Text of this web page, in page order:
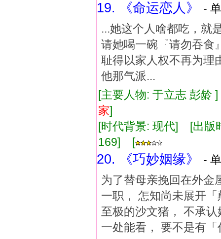
19. 《命运恋人》
-
...她这个人啥都吃，就
请她喝一碗『请勿吞食
耻得以家人权不再为理
他那气派...
[主要人物: 于立志 彭
家]
[时代背景: 现代] [出
169] [
20. 《巧妙姻缘》
-
为了替母亲挽回在外金
一职， 怎知尚未展开
至极的沙文猪， 不承
一处能看， 要不是有